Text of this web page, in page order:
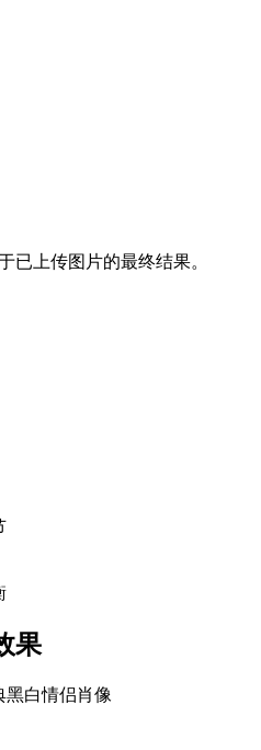
已上传图片的最终结果。
果
黑白情侣肖像